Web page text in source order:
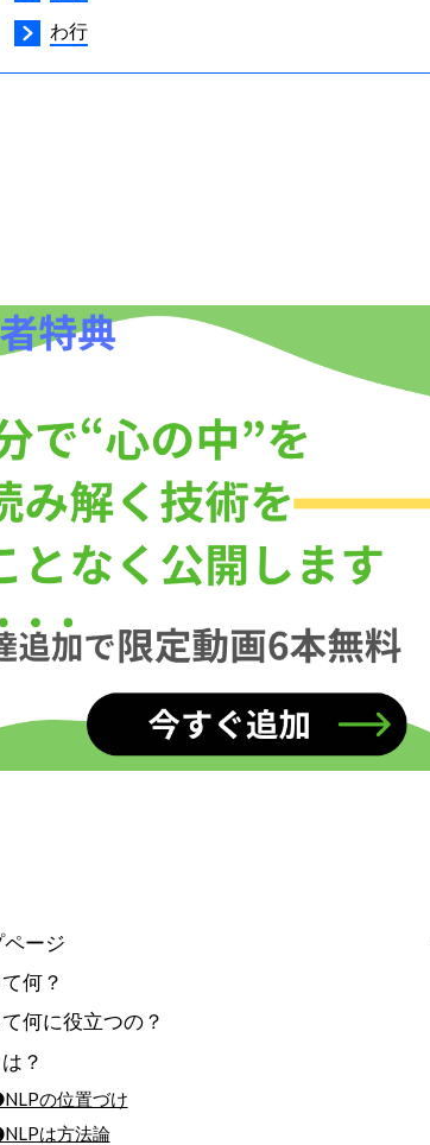
わ行
ページ
何？
何に役立つの？
？
の位置づけ
は方法論